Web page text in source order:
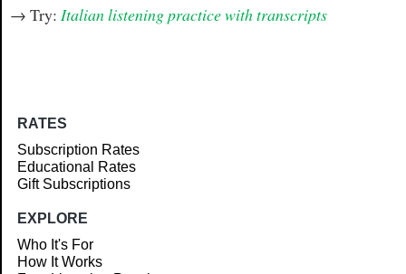
→ Try: Italian listening practice with transcripts
RATES
Subscription Rates
Educational Rates
Gift Subscriptions
EXPLORE
Who It's For
How It Works